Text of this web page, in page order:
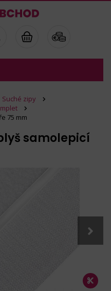
Suché zipy
75 mm
samolepicí